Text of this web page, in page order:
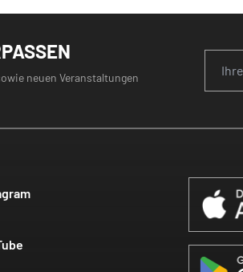
neuen Veranstaltungen